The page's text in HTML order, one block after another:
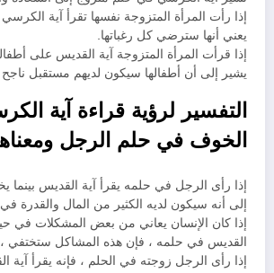
إذا رأت المرأة المتزوجة نفسها تقرأ آية الكرسي
يعني أنها سترضي كل رغباتها.
إذا قرأت المرأة المتزوجة آية القديس على
يشير إلى أن أطفالها سيكون لديهم مستقبل
التفسير لرؤية قراءة آية
الخوف في حلم الرجل
إذا رأى الرجل في حلمه يقرأ آية القديس بينما
إلى أنه سيكون لديه الكثير من المال والقدرة
إذا كان الإنسان يعاني من بعض المشكلات في
القديس في حلمه ، فإن هذه المشاكل ستختفي ،
إذا رأى الرجل زوجته في الحلم ، فإنه يقرأ آية